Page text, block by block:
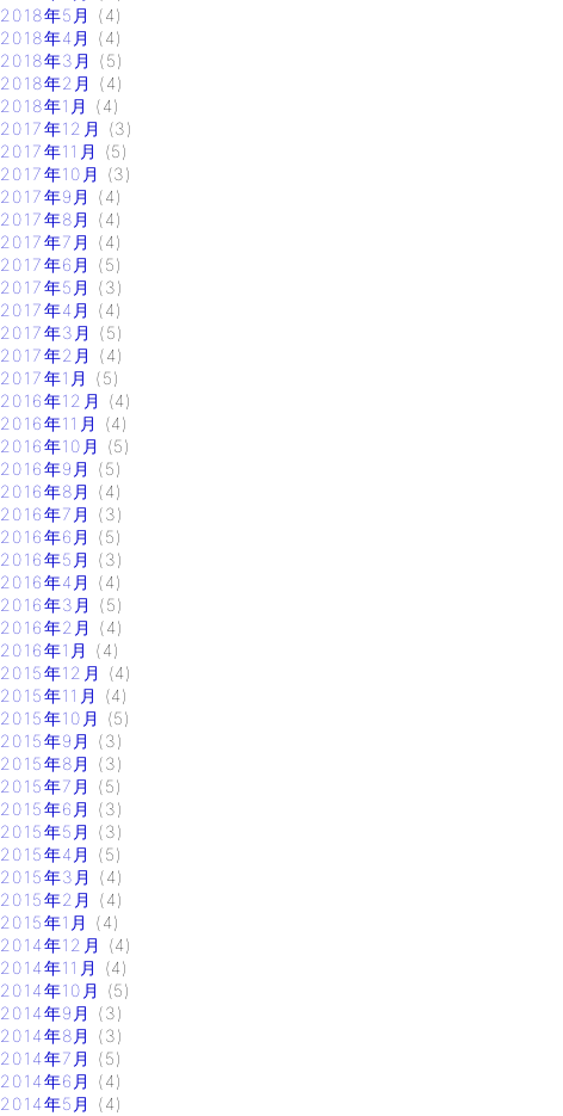
2018年5月
(4)
2018年4月
(4)
2018年3月
(5)
2018年2月
(4)
2018年1月
(4)
2017年12月
(3)
2017年11月
(5)
2017年10月
(3)
2017年9月
(4)
2017年8月
(4)
2017年7月
(4)
2017年6月
(5)
2017年5月
(3)
2017年4月
(4)
2017年3月
(5)
2017年2月
(4)
2017年1月
(5)
2016年12月
(4)
2016年11月
(4)
2016年10月
(5)
2016年9月
(5)
2016年8月
(4)
2016年7月
(3)
2016年6月
(5)
2016年5月
(3)
2016年4月
(4)
2016年3月
(5)
2016年2月
(4)
2016年1月
(4)
2015年12月
(4)
2015年11月
(4)
2015年10月
(5)
2015年9月
(3)
2015年8月
(3)
2015年7月
(5)
2015年6月
(3)
2015年5月
(3)
2015年4月
(5)
2015年3月
(4)
2015年2月
(4)
2015年1月
(4)
2014年12月
(4)
2014年11月
(4)
2014年10月
(5)
2014年9月
(3)
2014年8月
(3)
2014年7月
(5)
2014年6月
(4)
2014年5月
(4)